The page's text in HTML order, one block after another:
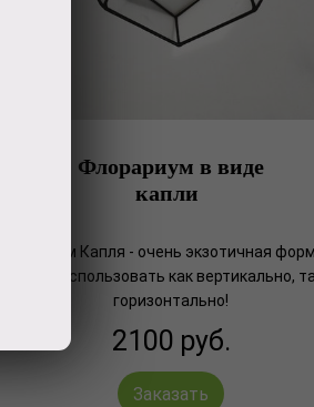
Флорариум в виде
капли
Флорариум Капля - очень экзотичная
можно использовать как вертикально,
горизонтально!
2100 руб.
Заказать